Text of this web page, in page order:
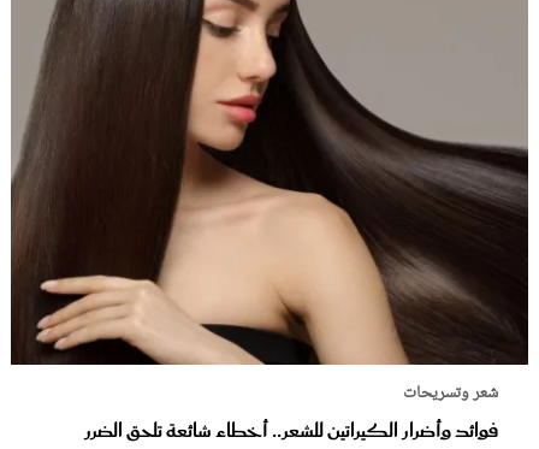
شعر وتسريحات
فوائد وأضرار الكيراتين للشعر.. أخطاء شائعة تلحق الضرر